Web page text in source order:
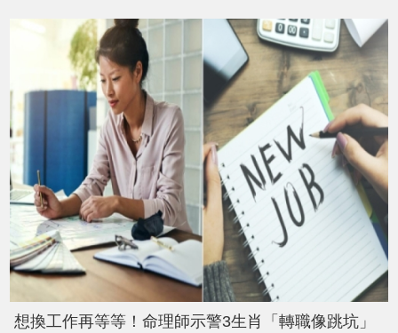
想換工作再等等！命理師示警3生肖「轉職像跳坑」